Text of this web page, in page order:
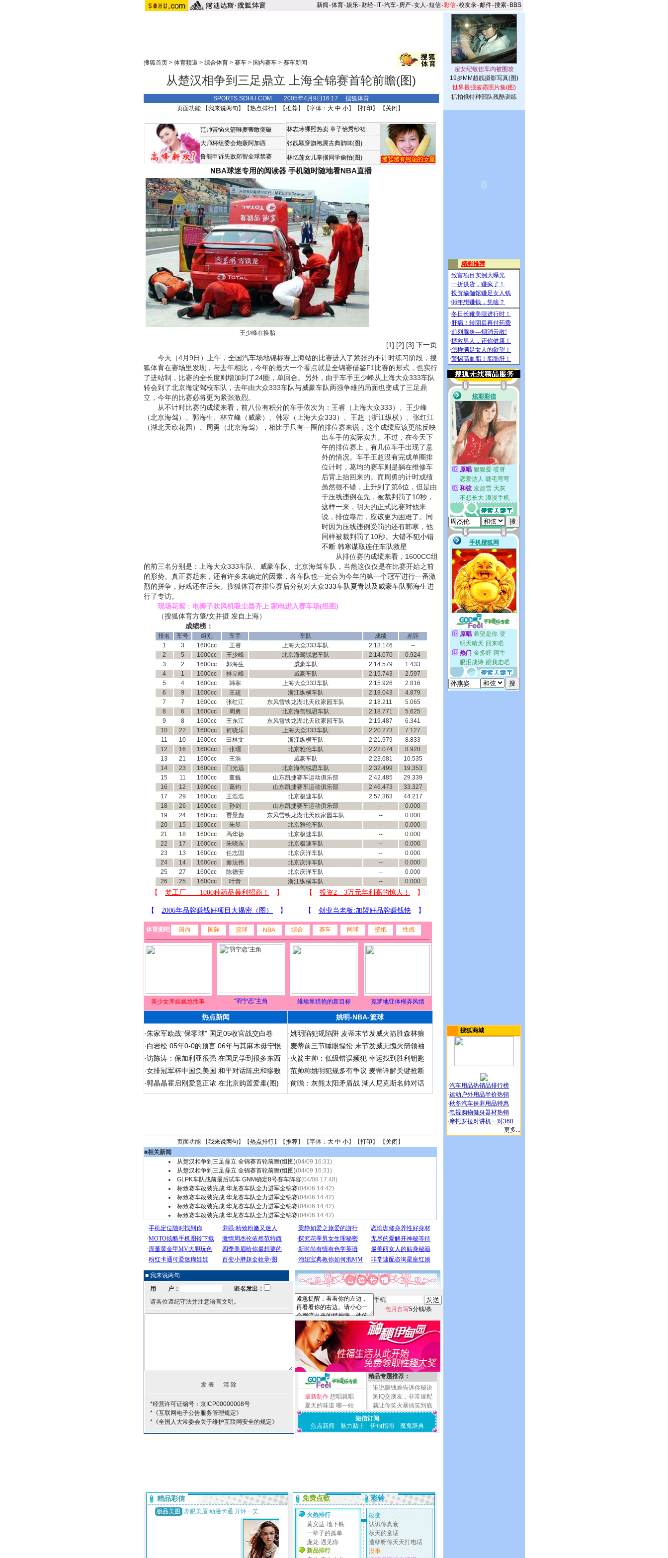
新闻-体育-娱乐-财经- IT-汽车-房产-女人 -短信-彩信-校友录-邮件-搜索- BBS
搜狐首页> 体育频道 > 综合体育> 赛车> 国内赛车> 赛车新闻
从楚汉相争到三足鼎立 上海全锦赛首轮前瞻(图)
SPORTS.SOHU.COM 2005年4月9日16:17 搜狐体育
页面功能 【我来说两句 】【热点排行】【推荐】【字体： 大 中 小】【打印 】 【 关闭 】
范帅苦恼火箭唯麦蒂敢突破
大师杯组委会炮轰阿加西
鲁能申诉失败郑智全球禁赛
林志玲裸照热卖 章子怡秀纱裙
张靓颖穿旗袍展古典韵味(图)
林忆莲女儿掌掴同学偷拍(图)
NBA球迷专用的阅读器 手机随时随地看NBA直播
王少峰在换胎
[1] [2] [3] 下一页
今天（4月9日）上午，全国汽车场地锦标赛上海站的比赛进入了紧张的不计时练习阶段，搜
狐体育在赛场里发现，与去年相比，今年的最大一个看点就是全锦赛借鉴F1比赛的形式，也实行
了进站制，比赛的全长度则增加到了24圈，单回合。另外，由于车手王少峰从上海大众333车队
转会到了北京海淀驾校车队，去年由大众333车队与威豪车队两强争雄的局面也变成了三足鼎
立，今年的比赛必将更为紧张激烈。
从不计时比赛的成绩来看，前八位有积分的车手依次为：王睿（上海大众333）、王少峰
（北京海驾）、郭海生、林立峰（威豪）、韩寒（上海大众333）、王超（浙江纵横）、张红江
（湖北天欣花园）、周勇（北京海驾），相比于只有一圈的排位赛来说，这个成绩应该更能反映
出车手的实际实力。 不过，在今天下
午的排位赛上，有几位车手出现了意
外的情况。车手王超没有完成单圈排
位计时，葛均的赛车则是躺在维修车
后背上抬回来的。而周勇的计时成绩
虽然很不错，上升到了第6位，但是由
于压线违例在先，被裁判罚了10秒，
这样一来，明天的正式比赛对他来
说，排位靠后，应该更为困难了。同
时因为压线违例受罚的还有韩寒，他
同样被裁判罚了10秒。 大错不犯小错
不断 韩寒谋取连任车队救星
从排位赛的成绩来看，1600CC组
的前三名分别是：上海大众333车队、威豪车队、北京海驾车队，当然这仅仅是在比赛开始之前
的形势。真正赛起来，还有许多未确定的因素，各车队也一定会为今年的第一个冠军进行一番激
烈的拼争，好戏还在后头。搜狐体育在排位赛后分别对大众333车队夏青以及 威豪车队郭海生进
行了专访。
现场花絮： 电褥子吹风机吸尘器齐上 家电进入赛车场(组图)
（搜狐体育方肇/文并摄 发自上海）
成绩榜：
排名 车号 组别 车手 车队 成绩
差距
1
3 1600cc 王睿 上海大众333车队 2:13.146
--
2
5 1600cc 王少峰 北京海驾锐思车队 2:14.070
0.924
3
2 1600cc 郭海生 威豪车队 2:14.579
1.433
4
1 1600cc 林立峰 威豪车队 2:15.743
2.597
5
4 1600cc 韩寒 上海大众333车队 2:15.926
2.816
6
9 1600cc 王超 浙江纵横车队 2:18.043
4.879
7
7 1600cc 张红江 东风雪铁龙湖北天欣家园车队 2:18.211
5.065
8
6 1600cc 周勇 北京海驾锐思车队 2:18.771
5.625
9
8 1600cc 王东江 东风雪铁龙湖北天欣家园车队 2:19.487
6.341
10
22 1600cc 何晓乐 上海大众333车队 2:20.273
7.127
11
10 1600cc 田林文 浙江纵横车队 2:21.979
8.833
12
16 1600cc 张瑨 北京雅伦车队 2:22.074
8.928
13
21 1600cc 王浩 威豪车队 2:23.681
10.535
14
23 1600cc 门光远 北京海驾锐思车队 2:32.499
19.353
15
11 1600cc 董巍 山东凯捷赛车运动俱乐部 2:42.485
29.339
16
12 1600cc 葛钧 山东凯捷赛车运动俱乐部 2:46.473
33.327
17
29 1600cc 王浩浩 北京极速车队 2:57.363
44.217
18
26 1600cc 孙剑 山东凯捷赛车运动俱乐部 --
0.000
19
24 1600cc 贾景彪 东风雪铁龙湖北天欣家园车队 --
0.000
20
15 1600cc 朱昱 北京雅伦车队 --
0.000
21
18 1600cc 高华扬 北京极速车队 --
0.000
22
17 1600cc 朱晓东 北京极速车队 --
0.000
23
13 1600cc 任志国 北京庆洋车队 --
0.000
24
14 1600cc 秦法伟 北京庆洋车队 --
0.000
25
27 1600cc 陈德安 北京庆洋车队 --
0.000
26
25 1600cc 叶青 浙江纵横车队 -- 0.000
体育图吧 国内 国际 篮球 NBA 综合 赛车 网球 壁纸 性感
美少女库娃尴尬性事 “羽宁恋”主角 维埃里猎艳的新目标 克罗地亚体模弄风情
热点新闻 姚明-NBA-篮球
·朱家军欧战“保零球” 国足05收官战交白卷
·白岩松:05年0-0的预言 06年与其麻木毋宁恨
·访陈涛：保加利亚很强 在国足学到很多东西
·女排冠军杯中国负美国 和平对话陈忠和惨败
·郭晶晶霍启刚爱意正浓 在北京购置爱巢(图)
·姚明陷犯规陷阱 麦蒂末节发威火箭胜森林狼
·麦蒂前三节睡眼惺忪 末节发威无愧火箭领袖
·火箭主帅：低级错误频犯 幸运找到胜利钥匙
·范帅称姚明犯规多有争议 麦蒂详解关键抢断
·前瞻：灰熊太阳矛盾战 湖人尼克斯名帅对话
页面功能 【我来说两句 】【热点排行】【推荐】【字体： 大 中 小】【打印 】 【 关闭 】
■相关新闻
从楚汉相争到三足鼎立 全锦赛首轮前瞻(组图)(04/09 16:31)
从楚汉相争到三足鼎立 全锦赛首轮前瞻(组图)(04/09 16:31)
GLPK车队战前最后试车 GNM确定8号赛车阵容(04/08 17:48)
标致赛车改装完成 华龙赛车队全力进军全锦赛(04/06 14:42)
标致赛车改装完成 华龙赛车队全力进军全锦赛(04/06 14:42)
标致赛车改装完成 华龙赛车队全力进军全锦赛(04/06 14:42)
标致赛车改装完成 华龙赛车队全力进军全锦赛(04/06 14:42)
■ 我来说两句
用 户：
匿名发出：
请各位遵纪守法并注意语言文明。
*经营许可证编号：京ICP00000008号
*《互联网电子公告服务管理规定》
*《全国人大常委会关于维护互联网安全的规定》
手机
包月自写5分钱/条
最新制作 想唱就唱
夏天的味道 哪一站
精品专题推荐：
谁说赚钱难告诉你秘诀
测IQ交朋友，非常速配
就让你笑火暴搞笑到底
短信订阅
焦点新闻
魅力贴士 伊甸指南 魔鬼辞典
19岁MM超靓摄影写真(图)
世界最强波霸照片集(图)
抓拍俄特种部队残酷训练
搜狐商城
·汽车用品热销品排行榜
·运动户外用品半价热销
·秋冬汽车保养用品特惠
·电视购物健身器材热销
·摩托罗拉对讲机一对360
更多...